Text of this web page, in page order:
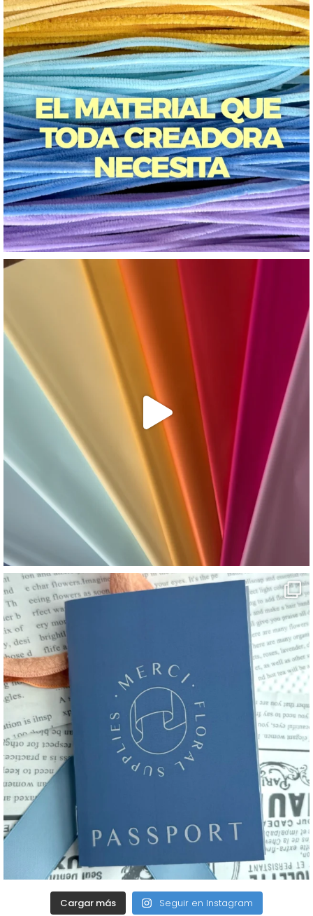
Cargar más Seguir en Instagram